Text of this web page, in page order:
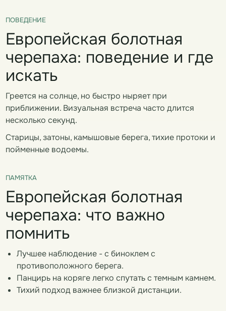
ПОВЕДЕНИЕ
Европейская болотная
черепаха: поведение и где
искать
Греется на солнце, но быстро ныряет при
приближении. Визуальная встреча часто длится
несколько секунд.
Старицы, затоны, камышовые берега, тихие протоки и
пойменные водоемы.
ПАМЯТКА
Европейская болотная
черепаха: что важно
помнить
Лучшее наблюдение - с биноклем с
противоположного берега.
Панцирь на коряге легко спутать с темным камнем.
Тихий подход важнее близкой дистанции.